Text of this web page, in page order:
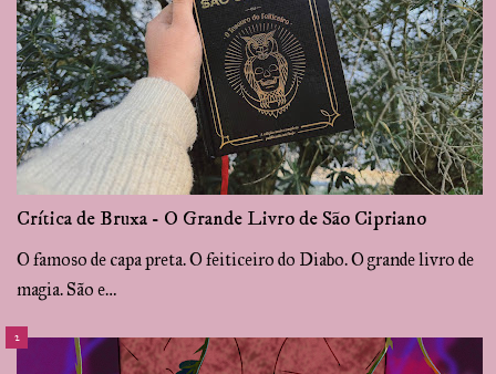
Crítica de Bruxa - O Grande Livro de São Cipriano
O famoso de capa preta. O feiticeiro do Diabo. O grande livro de
magia. São e…